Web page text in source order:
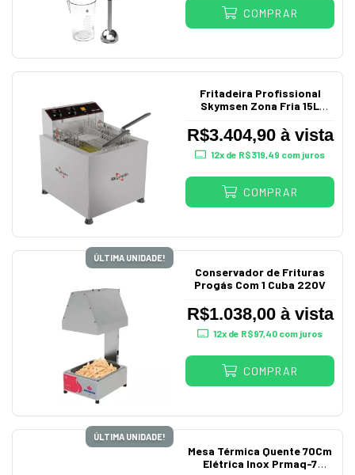
COMPRAR
Fritadeira Profissional
Skymsen Zona Fria 15L
R$3.404,90 à vista
12x de R$319,49 com juros
COMPRAR
ÚLTIMA UNIDADE!
Conservador de Frituras
Progás Com 1 Cuba 220V
R$1.038,00 à vista
12x de R$97,40com juros
COMPRAR
ÚLTIMA UNIDADE!
Mesa Térmica Quente 70Cm
Elétrica Inox Prmaq-7